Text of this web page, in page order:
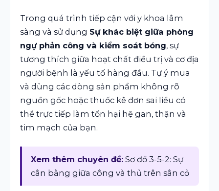
Trong quá trình tiếp cận với y khoa lâm
sàng và sử dụng Sự khác biệt giữa phòng
ngự phản công và kiểm soát bóng, sự
tương thích giữa hoạt chất điều trị và cơ địa
người bệnh là yếu tố hàng đầu. Tự ý mua
và dùng các dòng sản phẩm không rõ
nguồn gốc hoặc thuốc kê đơn sai liều có
thể trực tiếp làm tổn hại hệ gan, thận và
tim mạch của bạn.
Xem thêm chuyên đề: Sơ đồ 3-5-2: Sự
cân bằng giữa công và thủ trên sân cỏ